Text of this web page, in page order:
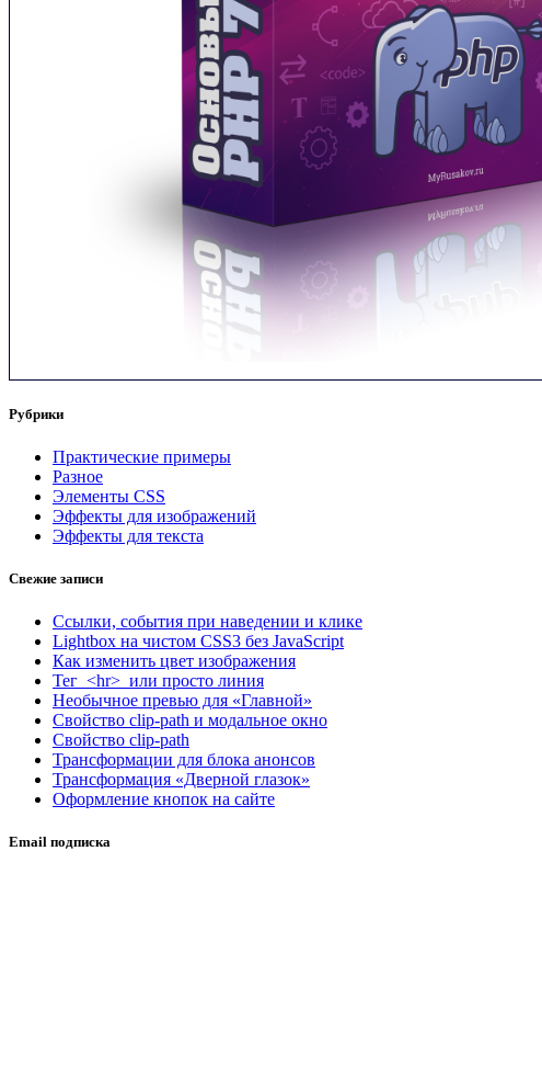
Рубрики
Практические примеры
Разное
Элементы CSS
Эффекты для изображений
Эффекты для текста
Свежие записи
Ссылки, события при наведении и клике
Lightbox на чистом CSS3 без JavaScript
Как изменить цвет изображения
Тег <hr> или просто линия
Необычное превью для «Главной»
Свойство clip-path и модальное окно
Свойство clip-path
Трансформации для блока анонсов
Трансформация «Дверной глазок»
Оформление кнопок на сайте
Email подписка